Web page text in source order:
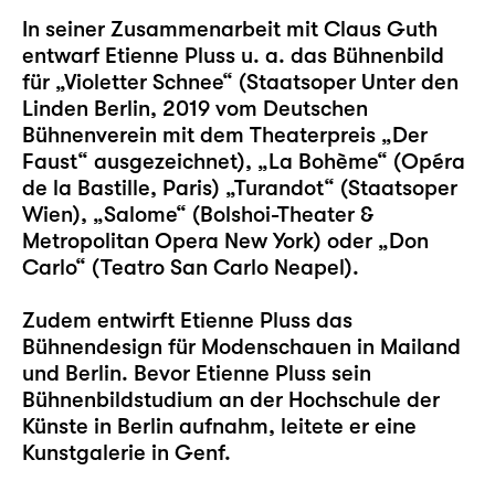
In seiner Zusammenarbeit mit Claus Guth
entwarf Etienne Pluss u. a. das Bühnenbild
für „Violetter Schnee“ (Staatsoper Unter den
Linden Berlin, 2019 vom Deutschen
Bühnenverein mit dem Theaterpreis „Der
Faust“ ausgezeichnet), „La Bohème“ (Opéra
de la Bastille, Paris) „Turandot“ (Staatsoper
Wien), „Salome“ (Bolshoi-Theater &
Metropolitan Opera New York) oder „Don
Carlo“ (Teatro San Carlo Neapel).
Zudem entwirft Etienne Pluss das
Bühnendesign für Modenschauen in Mailand
und Berlin. Bevor Etienne Pluss sein
Bühnenbildstudium an der Hochschule der
Künste in Berlin aufnahm, leitete er eine
Kunstgalerie in Genf.